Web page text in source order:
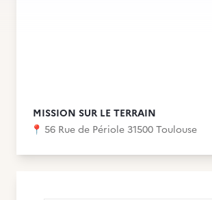
MISSION SUR LE TERRAIN
📍 56 Rue de Périole 31500 Toulouse